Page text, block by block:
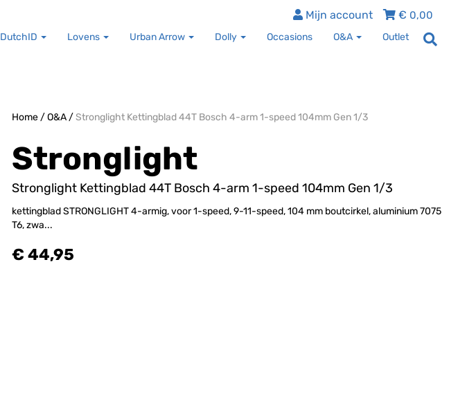
€ 0,00
Mijn account
DutchID Lovens Urban Arrow Dolly Occasions O&A Outlet
Home/O&A/Stronglight Kettingblad 44T Bosch 4-arm 1-speed 104mm Gen 1/3
Stronglight
Stronglight Kettingblad 44T Bosch 4-arm 1-speed 104mm Gen 1/3
kettingblad STRONGLIGHT 4-armig, voor 1-speed, 9-11-speed, 104 mm boutcirkel, aluminium 7075
T6, zwa...
€ 44,95